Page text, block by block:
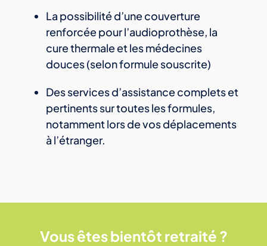
La possibilité d’une couverture
renforcée pour l’audioprothèse, la
cure thermale et les médecines
douces (selon formule souscrite)
Des services d’assistance complets et
pertinents sur toutes les formules,
notamment lors de vos déplacements
à l’étranger.
Vous êtes bientôt retraité ?